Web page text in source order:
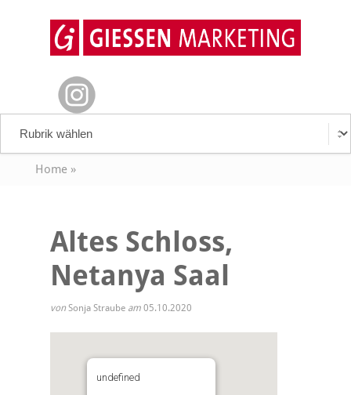
Home»
Altes Schloss,
Netanya Saal
von Sonja Straube am 05.10.2020
undefined